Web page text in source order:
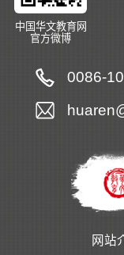
中国华文教育网
官方微博
0086-
网站